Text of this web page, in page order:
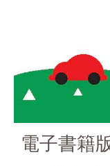
電子書籍